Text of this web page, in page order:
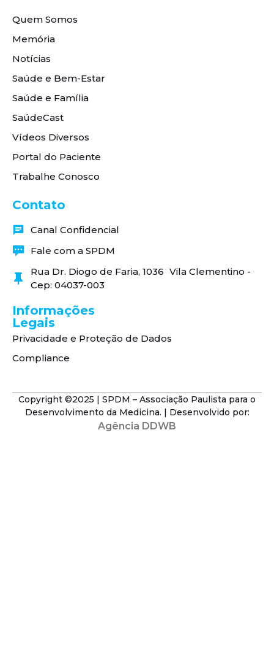
Quem Somos
Memória
Notícias
Saúde e Bem-Estar
Saúde e Família
SaúdeCast
Vídeos Diversos
Portal do Paciente
Trabalhe Conosco
Contato
Canal Confidencial
Fale com a SPDM
Rua Dr. Diogo de Faria, 1036 Vila Clementino -
Cep: 04037-003
Informações
Legais
Privacidade e Proteção de Dados
Compliance
Copyright ©2025 | SPDM – Associação Paulista para o
Desenvolvimento da Medicina. | Desenvolvido por:
Agência DDWB